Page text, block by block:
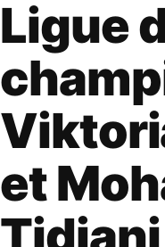
Ligue
et